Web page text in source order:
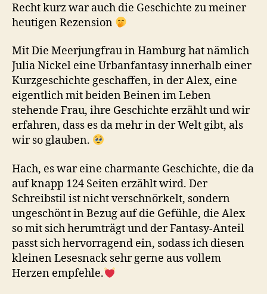
Recht kurz war auch die Geschichte zu meiner
heutigen Rezension
Mit Die Meerjungfrau in Hamburg hat nämlich
Julia Nickel eine Urbanfantasy innerhalb einer
Kurzgeschichte geschaffen, in der Alex, eine
eigentlich mit beiden Beinen im Leben
stehende Frau, ihre Geschichte erzählt und wir
erfahren, dass es da mehr in der Welt gibt, als
wir so glauben.
Hach, es war eine charmante Geschichte, die da
auf knapp 124 Seiten erzählt wird. Der
Schreibstil ist nicht verschnörkelt, sondern
ungeschönt in Bezug auf die Gefühle, die Alex
so mit sich herumträgt und der Fantasy-Anteil
passt sich hervorragend ein, sodass ich diesen
kleinen Lesesnack sehr gerne aus vollem
Herzen empfehle.